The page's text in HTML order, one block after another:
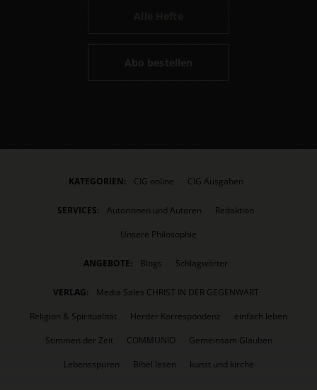
Abo bestellen
KATEGORIEN: CIG online CIG Ausgaben
SERVICES: Autorinnen und Autoren
Redaktion
Unsere Philosophie
ANGEBOTE: Blogs Schlagwörter
VERLAG:
Media Sales CHRIST IN DER GEGENWART
Religion & Spiritualität
Herder Korrespondenz
einfach leben
Stimmen der Zeit
COMMUNIO
Gemeinsam Glauben
Lebensspuren
Bibel lesen kunst und kirche